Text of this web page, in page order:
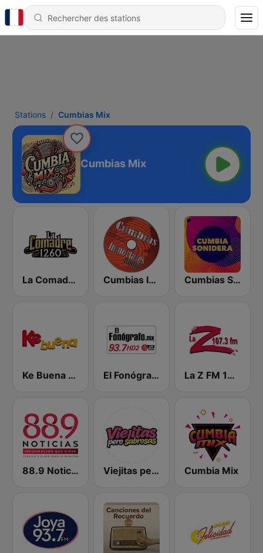
Stations Cumbias Mix
Cumbias Mix
La Comadre 1260 AM Cumbias Inmortales Radio Cumbias Sonideras DJec
Ke Buena 92.9 FM El Fonógrafo HD2 La Z FM 107.3
88.9 Noticias Viejitas pero Sabrosas Radio Cumbia Mix